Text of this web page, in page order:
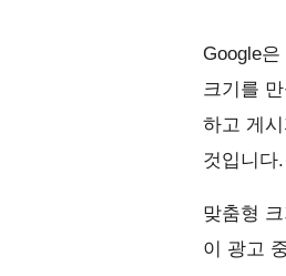
Google
크기를
하고 게
것입니다.
맞춤형
이 광고